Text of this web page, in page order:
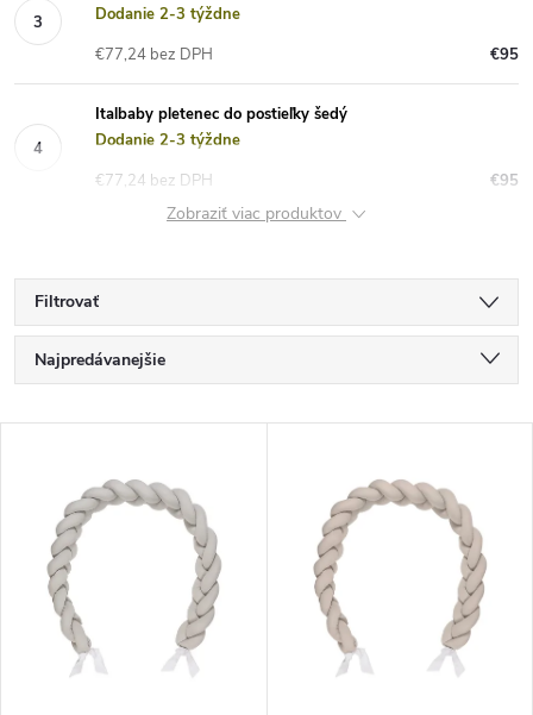
Dodanie 2-3 týždne
€95
€77,24 bez DPH
Italbaby pletenec do postieľky šedý
Dodanie 2-3 týždne
€95
€77,24 bez DPH
Zobraziť viac produktov
Filtrovať
R
a
Najpredávanejšie
Abecedne